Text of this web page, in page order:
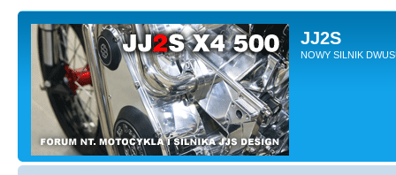
JJ2S
NOWY SILNIK